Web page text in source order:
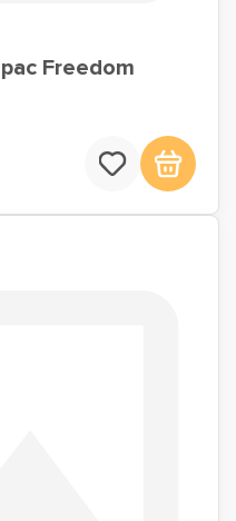
Freedom